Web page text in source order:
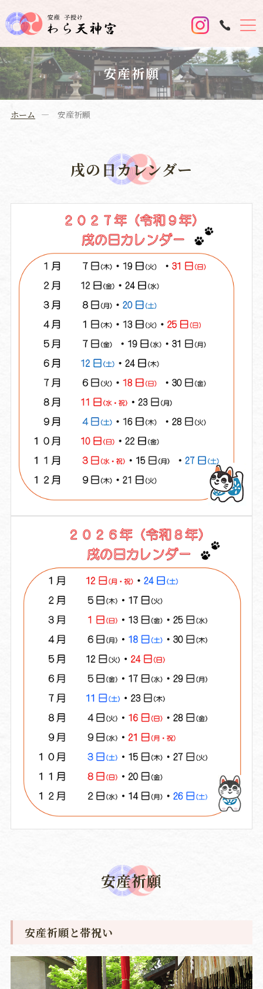
安産祈願
ホーム 安産祈願
戌の日カレンダー
安産祈願
安産祈願と帯祝い